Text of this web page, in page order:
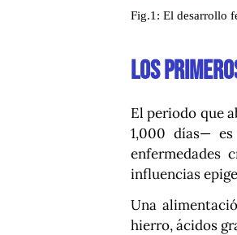
Fig.1: El desarrollo
Los
El periodo que
1,000 días—
enfermedades
influencias
Una
hierro, ácidos